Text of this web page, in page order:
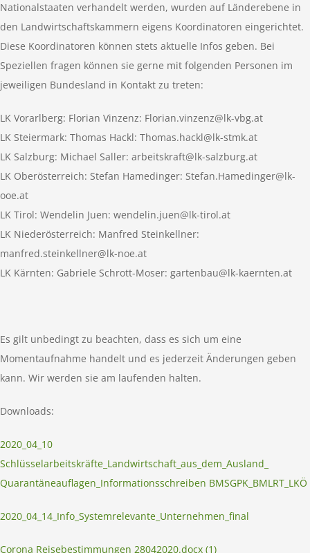
Nationalstaaten verhandelt werden, wurden auf Länderebene in
den Landwirtschaftskammern eigens Koordinatoren eingerichtet.
Diese Koordinatoren können stets aktuelle Infos geben. Bei
Speziellen fragen können sie gerne mit folgenden Personen im
jeweiligen Bundesland in Kontakt zu treten:
LK Vorarlberg: Florian Vinzenz: Florian.vinzenz@lk-vbg.at
LK Steiermark: Thomas Hackl: Thomas.hackl@lk-stmk.at
LK Salzburg: Michael Saller: arbeitskraft@lk-salzburg.at
LK Oberösterreich: Stefan Hamedinger: Stefan.Hamedinger@lk-
ooe.at
LK Tirol: Wendelin Juen: wendelin.juen@lk-tirol.at
LK Niederösterreich: Manfred Steinkellner:
manfred.steinkellner@lk-noe.at
LK Kärnten: Gabriele Schrott-Moser: gartenbau@lk-kaernten.at
Es gilt unbedingt zu beachten, dass es sich um eine
Momentaufnahme handelt und es jederzeit Änderungen geben
kann. Wir werden sie am laufenden halten.
Downloads:
2020_04_10
Schlüsselarbeitskräfte_Landwirtschaft_aus_dem_Ausland_
Quarantäneauflagen_Informationsschreiben BMSGPK_BMLRT_LKÖ
2020_04_14_Info_Systemrelevante_Unternehmen_final
Corona Reisebestimmungen 28042020.docx (1)